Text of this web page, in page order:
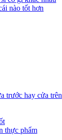
nào tốt hơn
trước hay cửa trên
thực phẩm